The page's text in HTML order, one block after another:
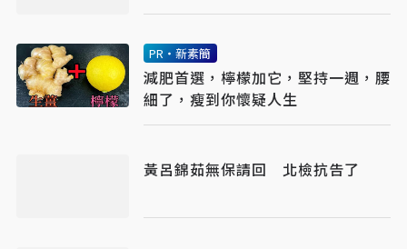
PR・新素簡
減肥首選，檸檬加它，堅持一週，腰
細了，瘦到你懷疑人生
黃呂錦茹無保請回 北檢抗告了